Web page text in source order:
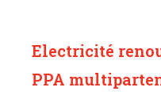
Electricité
PPA